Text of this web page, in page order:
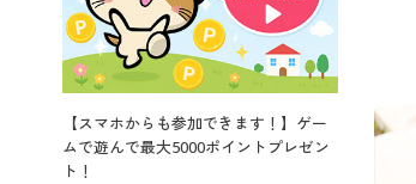
【スマホからも参加できます！】ゲー
ムで遊んで最大5000ポイントプレゼン
ト！